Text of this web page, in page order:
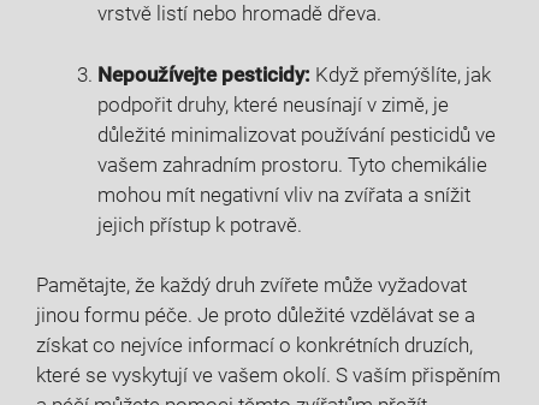
vrstvě listí nebo hromadě dřeva.
Nepoužívejte pesticidy: Když přemýšlíte, jak
podpořit druhy, které neusínají v zimě, je
důležité minimalizovat používání pesticidů ve
vašem zahradním prostoru. Tyto chemikálie
mohou mít negativní vliv na zvířata a snížit
jejich přístup k potravě.
Pamětajte, že každý druh zvířete může vyžadovat
jinou formu péče. Je proto důležité vzdělávat se a
získat co nejvíce informací o konkrétních druzích,
které se vyskytují ve vašem okolí. S vaším přispěním